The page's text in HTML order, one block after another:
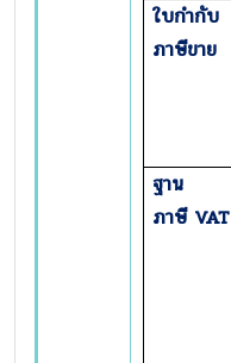
ใบกำกับ
ภาษีขาย
ฐาน
ภาษี VAT